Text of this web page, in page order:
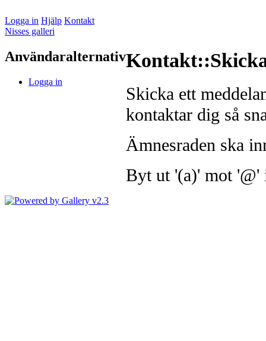
Logga in Hjälp Kontakt
Nisses galleri
Användaralternativ
Logga in
Skicka ett
kontaktar dig så
Ämnesraden ska
Byt ut '(a)' mot '@'